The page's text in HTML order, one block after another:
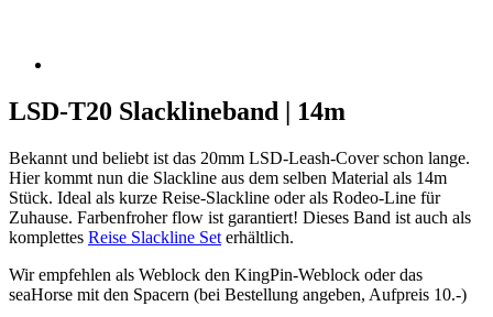
LSD-T20 Slacklineband | 14m
Bekannt und beliebt ist das 20mm LSD-Leash-Cover schon lange.
Hier kommt nun die Slackline aus dem selben Material als 14m
Stück. Ideal als kurze Reise-Slackline oder als Rodeo-Line für
Zuhause. Farbenfroher flow ist garantiert! Dieses Band ist auch als
komplettes Reise Slackline Set erhältlich.
Wir empfehlen als Weblock den KingPin-Weblock oder das
seaHorse mit den Spacern (bei Bestellung angeben, Aufpreis 10.-)